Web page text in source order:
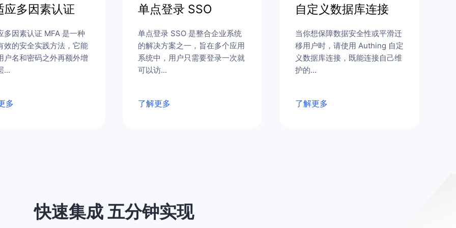
应多因素认证
多因素认证 MFA 是一种
效的安全实践方法，它能
户名和密码之外再额外增
...
多
单点登录 SSO
单点登录 SSO 是整合企业系统
的解决方案之一，旨在多个应用
系统中，用户只需要登录一次就
可以访...
了解更多
自定义数据库连接
当你想保障数据安全性或平滑迁
移用户时，请使用 Authing 自定
义数据库连接，既能连接自己维
护的...
了解更多
快速集成 五分钟实现